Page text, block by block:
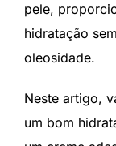
pele,
hidratação
oleosidade.
Neste artigo,
um bom